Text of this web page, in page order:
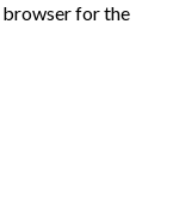
browser for the